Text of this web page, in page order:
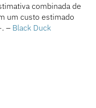
combinada de
um custo estimado
– Black Duck